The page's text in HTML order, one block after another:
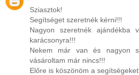
Sziasztok!
Segítséget szeretnék kérni!!!
Nagyon szeretnék ajándékba
karácsonyra!!!
Nekem már van és nagyon
vásároltam már nincs!!!
Előre is köszönöm a